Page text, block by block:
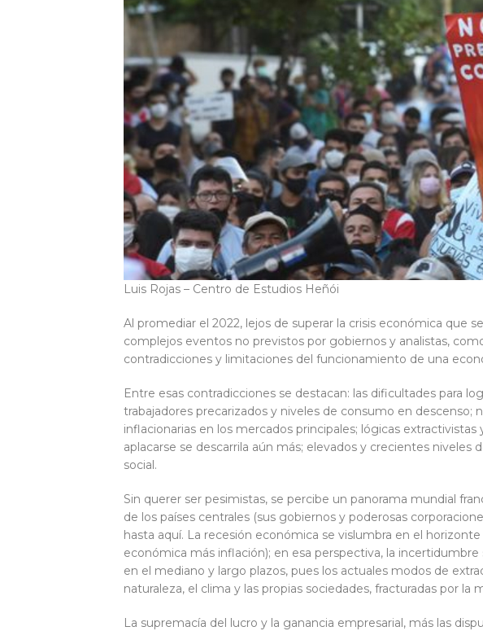
Luis Rojas – Centro de Estudios Heñói
Al promediar el 2022, lejos de superar la crisis económica que
complejos eventos no previstos por gobiernos y analistas,
contradicciones y limitaciones del funcionamiento de una
Entre esas contradicciones se destacan: las dificultades para
trabajadores precarizados y niveles de consumo en
inflacionarias en los mercados principales; lógicas
aplacarse se descarrila aún más; elevados y crecientes niveles
social.
Sin querer ser pesimistas, se percibe un panorama mundial
de los países centrales (sus gobiernos y poderosas
hasta aquí. La recesión económica se vislumbra en el
económica más inflación); en esa perspectiva, la
en el mediano y largo plazos, pues los actuales modos de
naturaleza, el clima y las propias sociedades, fracturadas por la
La supremacía del lucro y la ganancia empresarial, más las